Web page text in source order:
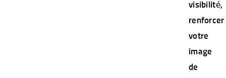
visibilité,
renforcer
votre
image
de